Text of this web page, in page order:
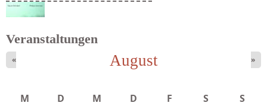
Ein Leben zwischen Drievorden und...
Veranstaltungen
August
« »
M D M D F S
S